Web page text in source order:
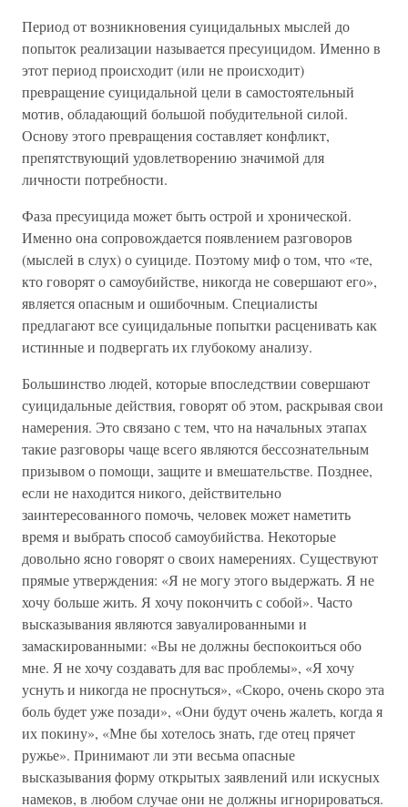
Период от возникновения суицидальных мыслей до
попыток реализации называется пресуицидом. Именно в
этот период происходит (или не происходит)
превращение суицидальной цели в самостоятельный
мотив, обладающий большой побудительной силой.
Основу этого превращения составляет конфликт,
препятствующий удовлетворению значимой для
личности потребности.
Фаза пресуицида может быть острой и хронической.
Именно она сопровождается появлением разговоров
(мыслей в слух) о суициде. Поэтому миф о том, что «те,
кто говорят о самоубийстве, никогда не совершают его»,
является опасным и ошибочным. Специалисты
предлагают все суицидальные попытки расценивать как
истинные и подвергать их глубокому анализу.
Большинство людей, которые впоследствии совершают
суицидальные действия, говорят об этом, раскрывая свои
намерения. Это связано с тем, что на начальных этапах
такие разговоры чаще всего являются бессознательным
призывом о помощи, защите и вмешательстве. Позднее,
если не находится никого, действительно
заинтересованного помочь, человек может наметить
время и выбрать способ самоубийства. Некоторые
довольно ясно говорят о своих намерениях. Существуют
прямые утверждения: «Я не могу этого выдержать. Я не
хочу больше жить. Я хочу покончить с собой». Часто
высказывания являются завуалированными и
замаскированными: «Вы не должны беспокоиться обо
мне. Я не хочу создавать для вас проблемы», «Я хочу
уснуть и никогда не проснуться», «Скоро, очень скоро эта
боль будет уже позади», «Они будут очень жалеть, когда я
их покину», «Мне бы хотелось знать, где отец прячет
ружье». Принимают ли эти весьма опасные
высказывания форму открытых заявлений или искусных
намеков, в любом случае они не должны игнорироваться.